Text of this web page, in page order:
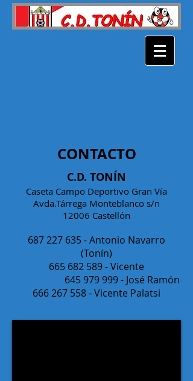
CONTACTO
C.D. TONÍN
Caseta Campo Deportivo Gran Vía
Avda.Tárrega Monteblanco s/n
12006 Castellón
687 227 635- Antonio Navarro
(Tonín)
665 682 589- Vicente
645 979 999- José Ramón
666 267 558- Vicente Palatsi